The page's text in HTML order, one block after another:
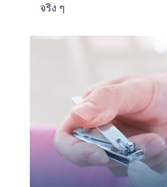
จริง ๆ